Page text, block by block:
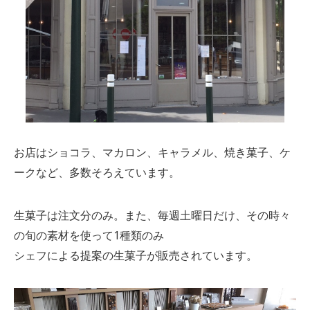
お店はショコラ、マカロン、キャラメル、焼き菓子、ケ
ークなど、多数そろえています。
生菓子は注文分のみ。また、毎週土曜日だけ、その時々
の旬の素材を使って1種類のみ
シェフによる提案の生菓子が販売されています。